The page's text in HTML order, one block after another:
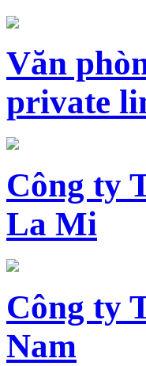
Văn
private
Công ty
La Mi
Công ty
Nam